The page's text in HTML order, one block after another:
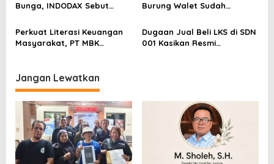
Bunga, INDODAX Sebut
Sentimen Pasar
Burung Walet Sudah
Pelapor Desak Polda Jambi
Segera Lakukan Penahanan
Perkuat Literasi Keuangan
Masyarakat, PT MBK
Dugaan Jual Beli LKS di SDN
001 Kasikan Resmi
Jangan Lewatkan